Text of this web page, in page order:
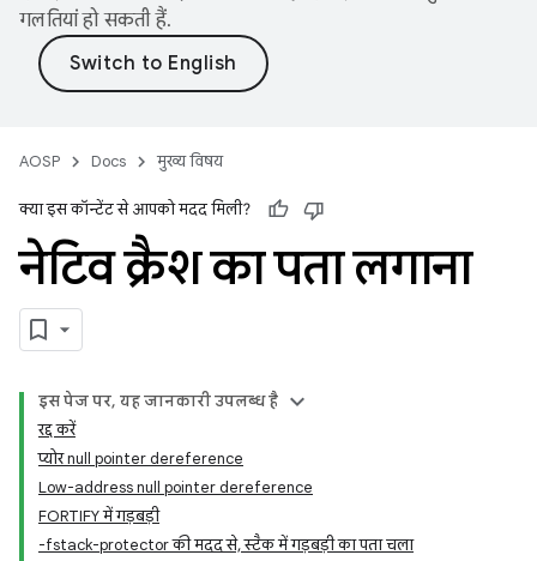
गलतियां हो सकती हैं.
AOSP Docs मुख्य विषय
क्या इस कॉन्टेंट से आपको मदद मिली?
नेटिव क्रैश का पता लगाना
इस पेज पर, यह जानकारी उपलब्ध है
रद्द करें
प्योर null pointer dereference
Low-address null pointer dereference
FORTIFY में गड़बड़ी
-fstack-protector की मदद से, स्टैक में गड़बड़ी का पता चला